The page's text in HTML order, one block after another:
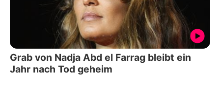
Grab von Nadja Abd el Farrag bleibt ein
Jahr nach Tod geheim